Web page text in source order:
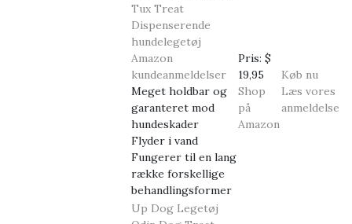
Tux Treat
Dispenserende
hundelegetøj
Amazon
kundeanmeldelser
Meget holdbar og
garanteret mod
hundeskader
Flyder i vand
Fungerer til en lang
række forskellige
behandlingsformer
Pris: $
19,95
Shop
på
Amazon
Køb nu
Læs vores
anmeldelse
Up Dog Legetøj